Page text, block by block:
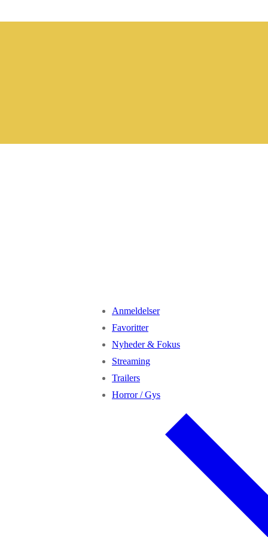
Anmeldelser
Favoritter
Nyheder & Fokus
Streaming
Trailers
Horror / Gys